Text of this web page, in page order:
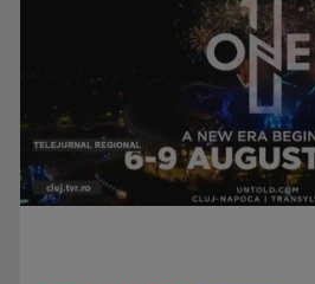
Anda Călugăreanu cu „N-am noroc”